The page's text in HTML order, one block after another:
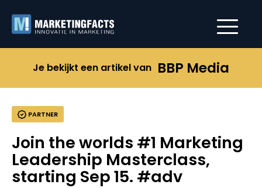
Je bekijkt een artikel van BBP Media
PARTNER
Join the worlds #1 Marketing
Leadership Masterclass,
starting Sep 15. #adv